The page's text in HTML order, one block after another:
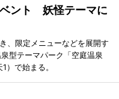
ント 妖怪テーマに
、限定メニューなどを展開す
型テーマパーク「空庭温泉
）で始まる。